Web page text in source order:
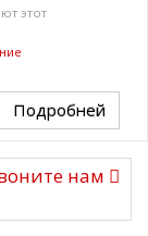
этот
Подробней
нам